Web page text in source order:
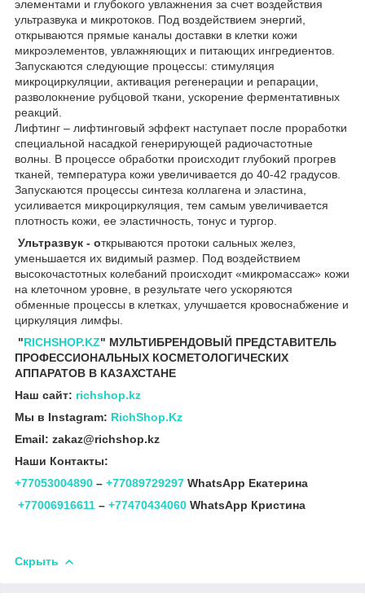
элементами и глубокого увлажнения за счет воздействия
ультразвука и микротоков. Под воздействием энергий,
открываются прямые каналы доставки в клетки кожи
микроэлементов, увлажняющих и питающих ингредиентов.
Запускаются следующие процессы: стимуляция
микроциркуляции, активация регенерации и репарации,
разволокнение рубцовой ткани, ускорение ферментативных
реакций.
Лифтинг – лифтинговый эффект наступает после проработки
специальной насадкой генерирующей радиочастотные
волны. В процессе обработки происходит глубокий прогрев
тканей, температура кожи увеличивается до 40-42 градусов.
Запускаются процессы синтеза коллагена и эластина,
усиливается микроциркуляция, тем самым увеличивается
плотность кожи, ее эластичность, тонус и тургор.
Ультразвук - открываются протоки сальных желез,
уменьшается их видимый размер. Под воздействием
высокочастотных колебаний происходит «микромассаж» кожи
на клеточном уровне, в результате чего ускоряются
обменные процессы в клетках, улучшается кровоснабжение и
циркуляция лимфы.
"RICHSHOP.KZ" МУЛЬТИБРЕНДОВЫЙ ПРЕДСТАВИТЕЛЬ
ПРОФЕССИОНАЛЬНЫХ КОСМЕТОЛОГИЧЕСКИХ
АППАРАТОВ В КАЗАХСТАНЕ
Наш сайт: richshop.kz
Мы в Instagram: RichShop.Kz
Email: zakaz@richshop.kz
Наши Контакты:
+77053004890 – +77089729297 WhatsApp Екатерина
+77006916611 – +77470434060 WhatsApp Кристина
Скрыть